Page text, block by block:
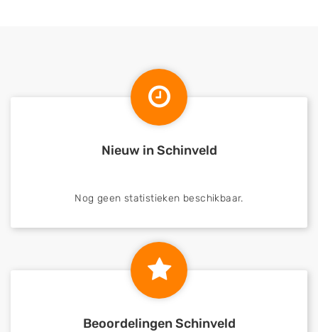
Nieuw in Schinveld
Nog geen statistieken beschikbaar.
Beoordelingen Schinveld